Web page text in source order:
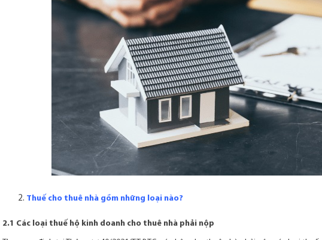
Thuế cho thuê nhà gồm những loại nào?
2.1 Các loại thuế hộ kinh doanh cho thuê nhà phải nộp